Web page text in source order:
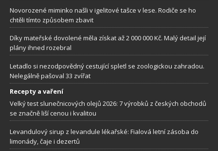
Novorozené miminko našli v igelitové tašce v lese. Rodiče se ho
chtěli tímto způsobem zbavit
Díky mateřské dovolené měla získat až 2 000 000 Kč. Malý detail její
plány ihned rozebral
Letadlo si nezodpovědný cestující spletl se zoologickou zahradou.
Nelegálně pašoval 33 zvířat
Recepty a vaření
Velký test slunečnicových olejů 2026: 7 výrobků z českých obchodů
se značně liší cenou i kvalitou
Levandulový sirup z levandule lékařské: Fialová letní zásoba do
limonády, čaje i dezertů